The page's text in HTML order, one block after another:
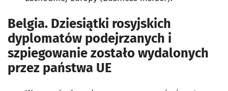
Belgia. Dziesiątki rosyjskich
dyplomatów podejrzanych i
szpiegowanie zostało wydalonych
przez państwa UE